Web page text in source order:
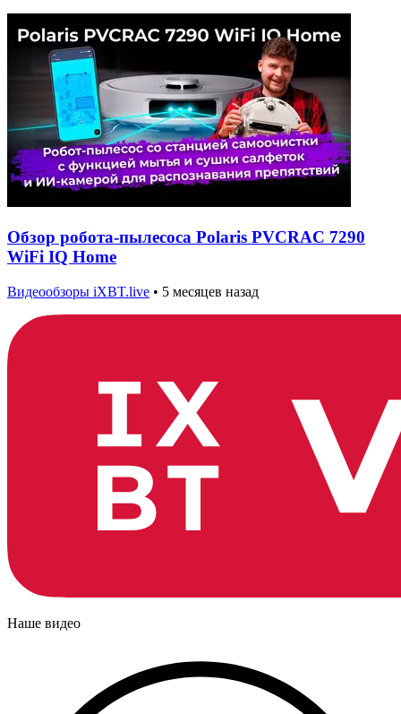
Обзор робота-пылесоса Polaris PVCRAC 7290
WiFi IQ Home
Видеообзоры iXBT.live • 5 месяцев назад
Наше видео